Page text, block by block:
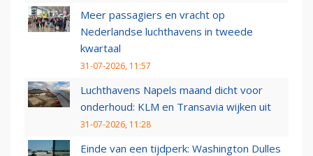
Meer passagiers en vracht op
Nederlandse luchthavens in tweede
kwartaal
31-07-2026, 11:57
Luchthavens Napels maand dicht voor
onderhoud: KLM en Transavia wijken uit
31-07-2026, 11:28
Einde van een tijdperk: Washington Dulles